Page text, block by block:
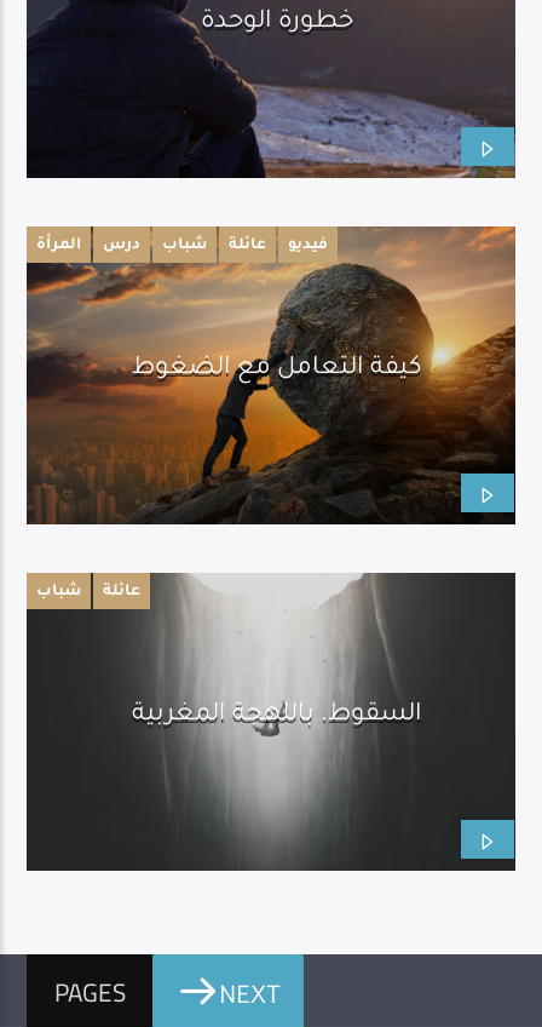
خطورة الوحدة
المرأة درس شباب عائلة فيديو
كيفة التعامل مع الضغوط
شباب عائلة
السقوط. باللهجة المغربية
PAGES NEXT